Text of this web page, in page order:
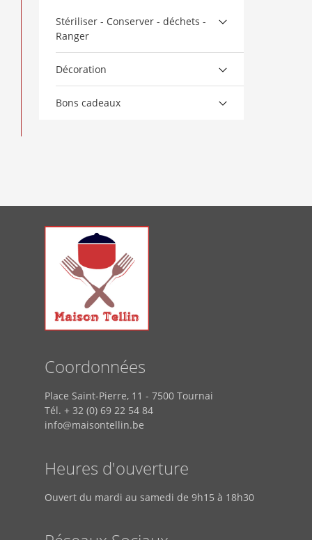
Stériliser - Conserver - déchets -
Ranger
Décoration
Bons cadeaux
Coordonnées
Place Saint-Pierre, 11 - 7500 Tournai
Tél. + 32 (0) 69 22 54 84
info@maisontellin.be
Heures d'ouverture
Ouvert du mardi au samedi de 9h15 à 18h30